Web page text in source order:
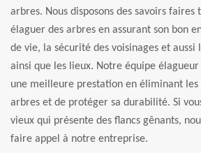
arbres. Nous disposons des savoirs faires
élaguer des arbres en assurant son bon
de vie, la sécurité des voisinages et aussi
ainsi que les lieux. Notre équipe
une meilleure prestation en éliminant les
arbres et de protéger sa durabilité. Si
vieux qui présente des flancs gênants,
faire appel à notre entreprise.